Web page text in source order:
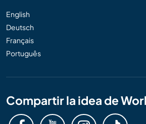
English
Deutsch
Français
Português
Compartir la idea de